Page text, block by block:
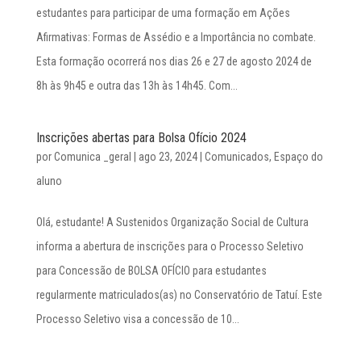
estudantes para participar de uma formação em Ações
Afirmativas: Formas de Assédio e a Importância no combate.
Esta formação ocorrerá nos dias 26 e 27 de agosto 2024 de
8h às 9h45 e outra das 13h às 14h45. Com...
Inscrições abertas para Bolsa Ofício 2024
porComunica _geral ago 23, 2024| Comunicados, Espaço do
aluno
Olá, estudante! A Sustenidos Organização Social de Cultura
informa a abertura de inscrições para o Processo Seletivo
para Concessão de BOLSA OFÍCIO para estudantes
regularmente matriculados(as) no Conservatório de Tatuí. Este
Processo Seletivo visa a concessão de 10...